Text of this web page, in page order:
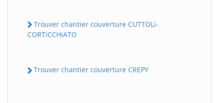
Trouver chantier couverture CUTTOLi-
CORTiCCHiATO
Trouver chantier couverture CREPY